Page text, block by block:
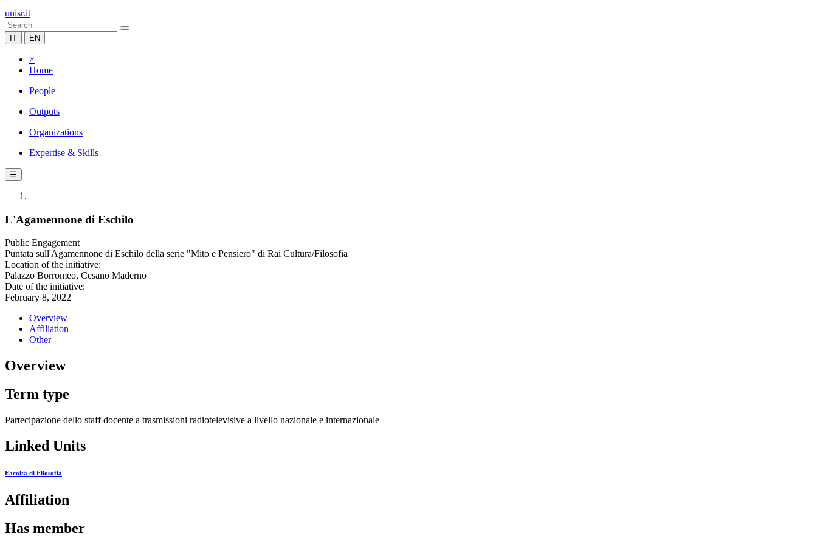
unisr.it
IT EN
×
Home
People
Outputs
Organizations
Expertise & Skills
☰
L'Agamennone di Eschilo
Public Engagement
Puntata sull'Agamennone di Eschilo della serie "Mito e Pensiero" di Rai Cultura/Filosofia
Location of the initiative:
Palazzo Borromeo, Cesano Maderno
Date of the initiative:
February 8, 2022
Overview
Affiliation
Other
Overview
Term type
Partecipazione dello staff docente a trasmissioni radiotelevisive a livello nazionale e internazionale
Linked Units
Facoltà di Filosofia
Affiliation
Has member